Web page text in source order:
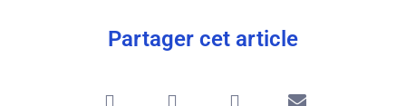
Partager cet article